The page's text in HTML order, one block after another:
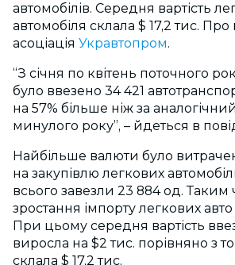
автомобілів. Середня вартість
автомобіля склала $ 17,2 тис.
асоціація Укравтопром.
“З січня по квітень поточного
було ввезено 34 421
на 57% більше ніж за
минулого року”, – йдеться в
Найбільше валюти було
на закупівлю легкових
всього завезли 23 884 од. Таким
зростання імпорту легкових
При цьому середня вартість
виросла на $2 тис. порівняно з
склала $ 17,2 тис.